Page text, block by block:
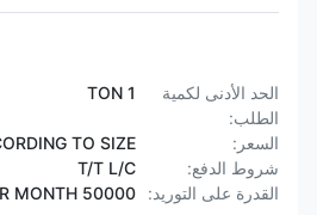
الحد الأدنى لكمية
الطلب:
1 TON
السعر:
ACCORDING TO SIZE
شروط الدفع:
T/T L/C
القدرة على التوريد:
50000 TONS PER MONTH